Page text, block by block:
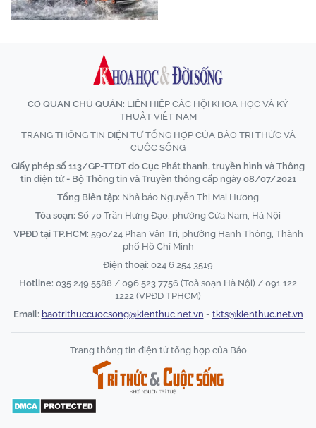
CƠ QUAN CHỦ QUẢN: LIÊN HIỆP CÁC HỘI KHOA HỌC VÀ KỸ
THUẬT VIỆT NAM
TRANG THÔNG TIN ĐIỆN TỬ TỔNG HỢP CỦA BÁO TRI THỨC VÀ
CUỘC SỐNG
Giấy phép số 113/GP-TTĐT do Cục Phát thanh, truyền hình và Thông
tin điện tử - Bộ Thông tin và Truyền thông cấp ngày 08/07/2021
Tổng Biên tập: Nhà báo Nguyễn Thị Mai Hương
Tòa soạn: Số 70 Trần Hưng Đạo, phường Cửa Nam, Hà Nội
VPĐD tại TP.HCM: 590/24 Phan Văn Trị, phường Hạnh Thông, Thành
phố Hồ Chí Minh
Điện thoại: 024 6 254 3519
Hotline: 035 249 5588 / 096 523 7756 (Toà soạn Hà Nội) / 091 122
1222 (VPĐD TPHCM)
Email: baotrithuccuocsong@kienthuc.net.vn - tkts@kienthuc.net.vn
Trang thông tin điện tử tổng hợp của Báo